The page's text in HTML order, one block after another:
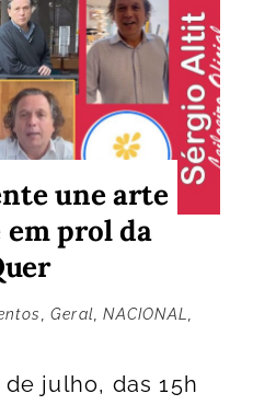
une arte
prol da
,Geral,NACIONAL,
julho, das 15h